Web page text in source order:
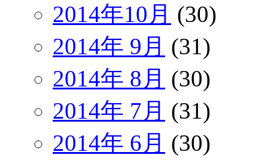
2014年10月 (30)
2014年 9月 (31)
2014年 8月 (30)
2014年 7月 (31)
2014年 6月 (30)